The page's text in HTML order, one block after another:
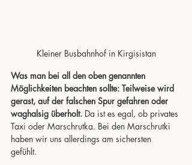
Kleiner Busbahnhof in Kirgisistan
Was man bei all den oben genannten
Möglichkeiten beachten sollte: Teilweise wird
gerast, auf der falschen Spur gefahren oder
waghalsig überholt. Da ist es egal, ob privates
Taxi oder Marschrutka. Bei den Marschrutki
haben wir uns allerdings am sichersten
gefühlt.